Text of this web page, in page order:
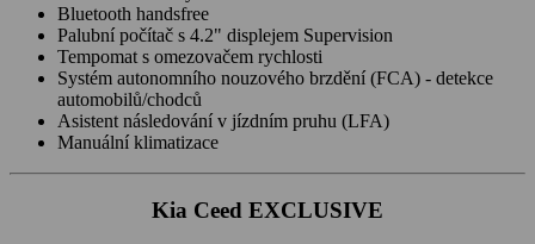
Bluetooth handsfree
Palubní počítač s 4.2" displejem Supervision
Tempomat s omezovačem rychlosti
Systém autonomního nouzového brzdění (FCA) - detekce
automobilů/chodců
Asistent následování v jízdním pruhu (LFA)
Manuální klimatizace
Kia Ceed EXCLUSIVE